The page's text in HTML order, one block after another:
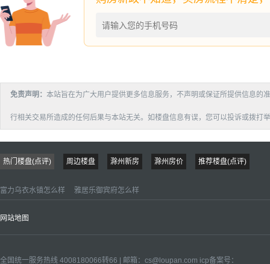
免责声明： 本站旨在为广大用户提供更多信息服务，不声明或保证所提供信息的
行相关交易所造成的任何后果与本站无关。如楼盘信息有误，您可以投诉或拨打
热门楼盘(点评) 周边楼盘 滁州新房 滁州房价 推荐楼盘(点评)
富力乌衣水镇怎么样 雅居乐御宾府怎么样
网站地图
全国统一服务热线 4008180066转66 | 邮箱： cs@loupan.com icp备案号：